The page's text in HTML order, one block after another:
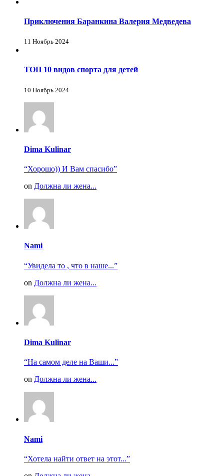
Приключения Баранкина Валерия Медведева
11 Ноябрь 2024
ТОП 10 видов спорта для детей
10 Ноябрь 2024
Dima Kulinar
“Хорошо)) И Вам спасибо”
on Должна ли жена...
Nami
“Увидела то , что в наше...”
on Должна ли жена...
Dima Kulinar
“На самом деле на Ваши...”
on Должна ли жена...
Nami
“Хотела найти ответ на этот...”